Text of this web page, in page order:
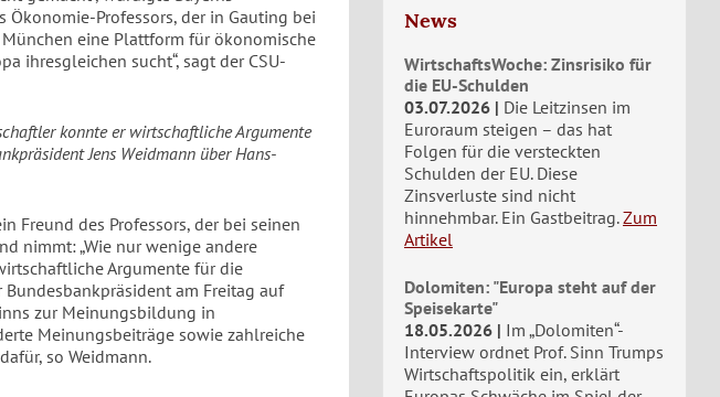
Ökonomie-Professors, der in Gauting bei
eine Plattform für ökonomische
ihresgleichen sucht“, sagt der CSU-
konnte er wirtschaftliche Argumente
Jens Weidmann über Hans-
Freund des Professors, der bei seinen
nimmt: „Wie nur wenige andere
Argumente für die
am Freitag auf
zur Meinungsbildung in
Meinungsbeiträge sowie zahlreiche
so Weidmann.
News
WirtschaftsWoche: Zinsrisiko für
die EU-Schulden
03.07.2026
Die Leitzinsen im
Euroraum steigen – das hat
Folgen für die versteckten
Schulden der EU. Diese
Zinsverluste sind nicht
hinnehmbar. Ein Gastbeitrag. Zum
Artikel
Dolomiten: "Europa steht auf der
Speisekarte"
18.05.2026
Im „Dolomiten“-
Interview ordnet Prof. Sinn Trumps
Wirtschaftspolitik ein, erklärt